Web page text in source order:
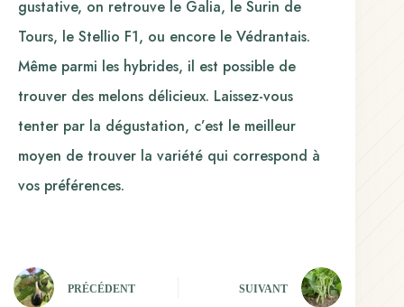
gustative, on retrouve le Galia, le Surin de
Tours, le Stellio F1, ou encore le Védrantais.
Même parmi les hybrides, il est possible de
trouver des melons délicieux. Laissez-vous
tenter par la dégustation, c’est le meilleur
moyen de trouver la variété qui correspond à
vos préférences.
PRÉCÉDENT SUIVANT